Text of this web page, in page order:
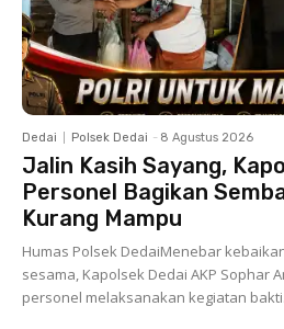
Dedai Polsek Dedai - 8 Agustus 2026
Jalin Kasih Sayang,
Personel Bagikan
Kurang Mampu
Humas Polsek DedaiMenebar
sesama, Kapolsek Dedai AKP Sophar
personel melaksanakan kegiatan